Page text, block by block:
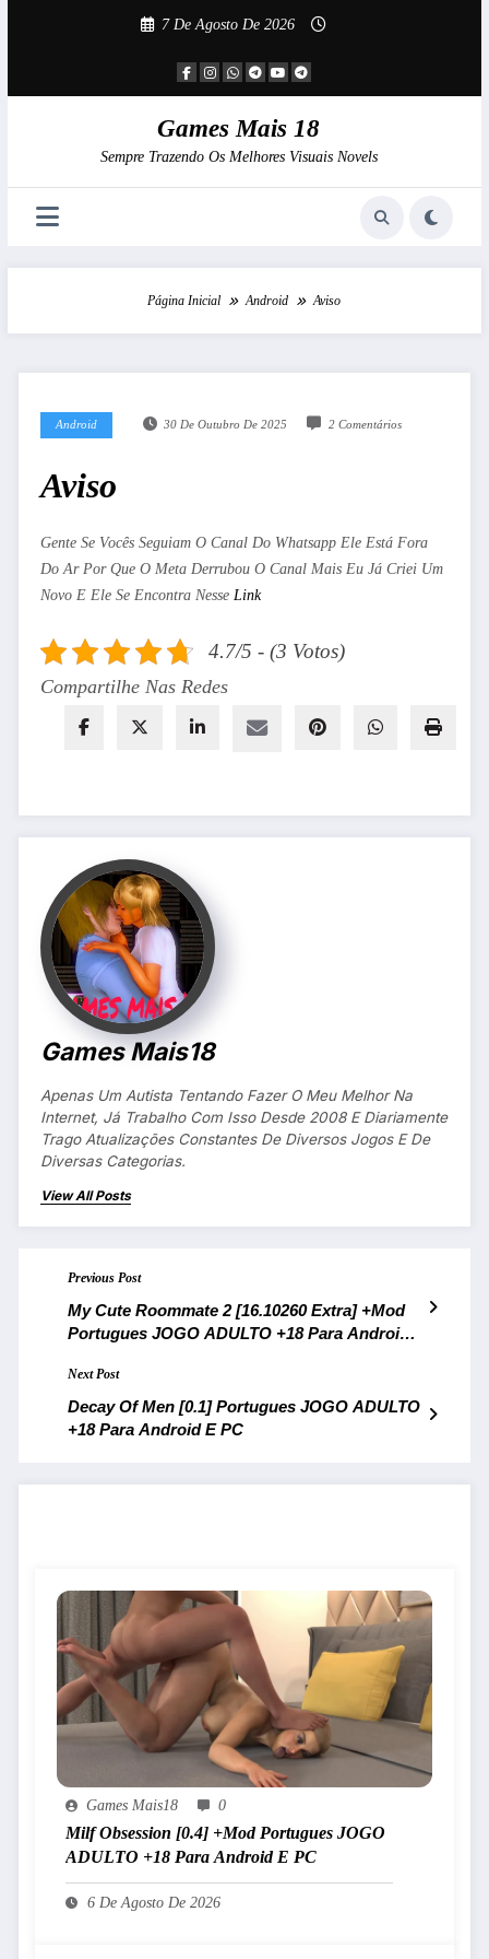
7 De Agosto De 2026
Games Mais 18
Sempre Trazendo Os Melhores Visuais Novels
Página Inicial Android Aviso
Android 30 De Outubro De 2025 2 Comentários
Aviso
Gente Se Vocês Seguiam O Canal Do Whatsapp Ele Está Fora
Do Ar Por Que O Meta Derrubou O Canal Mais Eu Já Criei Um
Novo E Ele Se Encontra Nesse Link
4.7/5 - (3 Votos)
Compartilhe Nas Redes
Games Mais18
Apenas Um Autista Tentando Fazer O Meu Melhor Na
Internet, Já Trabalho Com Isso Desde 2008 E Diariamente
Trago Atualizações Constantes De Diversos Jogos E De
Diversas Categorias.
View All Posts
Previous Post
My Cute Roommate 2 [16.10260 Extra] +Mod
Portugues JOGO ADULTO +18 Para Android
Next Post
Decay Of Men [0.1] Portugues JOGO ADULTO
+18 Para Android E PC
Games Mais18 0
Milf Obsession [0.4] +Mod Portugues JOGO
ADULTO +18 Para Android E PC
6 De Agosto De 2026